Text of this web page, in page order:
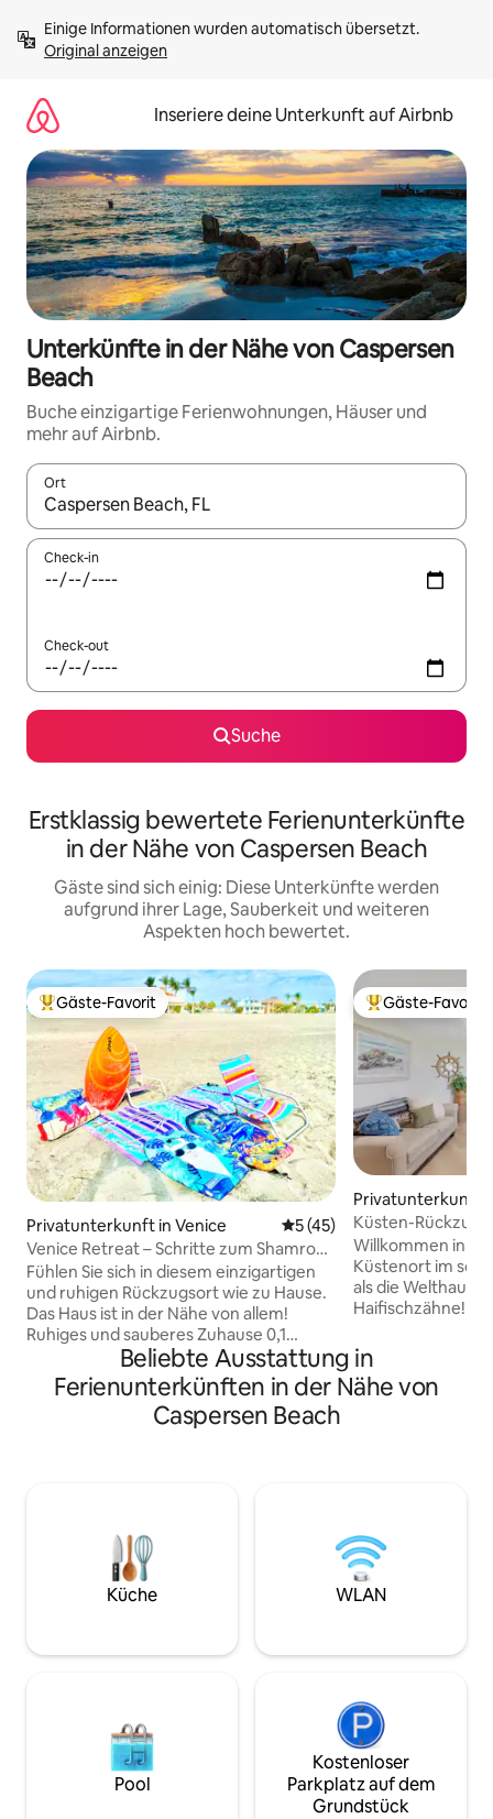
Inhalten
springenOriginal anzeigen
Inseriere deine Unterkunft auf Airbnb
Unterkünfte in der Nähe von Caspersen
Beach
Buche einzigartige Ferienwohnungen, Häuser und
mehr auf Airbnb.
Ort
Wenn Ergebnisse verfügbar sind, navigiere mit den
Check-in
Check-out
Suche
Erstklassig bewertete Ferienunterkünfte
in der Nähe von Caspersen Beach
Gäste sind sich einig: Diese Unterkünfte werden
aufgrund ihrer Lage, Sauberkeit und weiteren
Aspekten hoch bewertet.
Beliebter Gäste-Favorit.
Gäste-Favorit
Privatunterkunft in Venice Durchschnittliche
5 (45)
Venice Retreat – Schritte zum Shamrock
Park/Legacy Trail
Fühlen Sie sich in diesem einzigartigen
und ruhigen Rückzugsort wie zu Hause.
Das Haus ist in der Nähe von allem!
Ruhiges und sauberes Zuhause 0,1
Meilen zum Venetian Waterway/Legacy
Trail, wo du einen Lauf oder eine Radtour
neben dem Intercoastal genießen
Caspersen Beach entfernt. 3,6 Meilen
von den Geschäften und Restaurants
der Venice Ave entfernt. 7 Meilen vom
Wellen Park/Atlanta Braves Spring
Beliebter Gäste-
Gäste-Favorit
Privatunterkunft
Küsten-
Stränden, Parks &
Willkommen in
Küstenort im
als die
Haifischzähne!
und Abenteuer –
Fahrt von
du Fossilien
entfernt, bietet
einen
Beliebte Ausstattung in
Ferienunterkünften in der Nähe von
Caspersen Beach
Küche WLAN
Pool
Kostenloser
Parkplatz auf dem
Grundstück